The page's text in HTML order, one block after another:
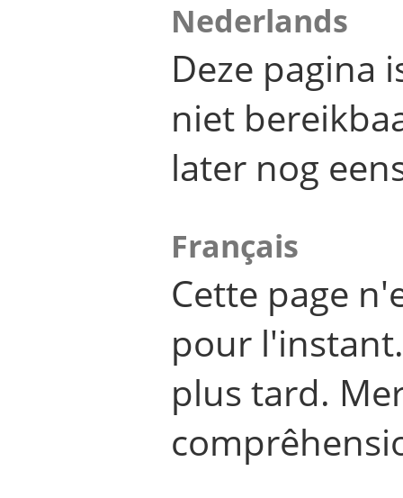
Nederlands
Deze pagina
niet
later nog
Français
Cette page
pour
plus tard.